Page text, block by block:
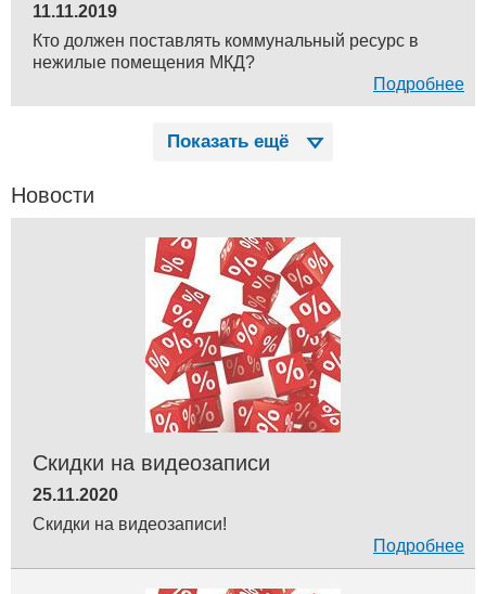
11.11.2019
Кто должен поставлять коммунальный ресурс в
нежилые помещения МКД?
Подробнее
Показать ещё
Новости
Скидки на видеозаписи
25.11.2020
Скидки на видеозаписи!
Подробнее